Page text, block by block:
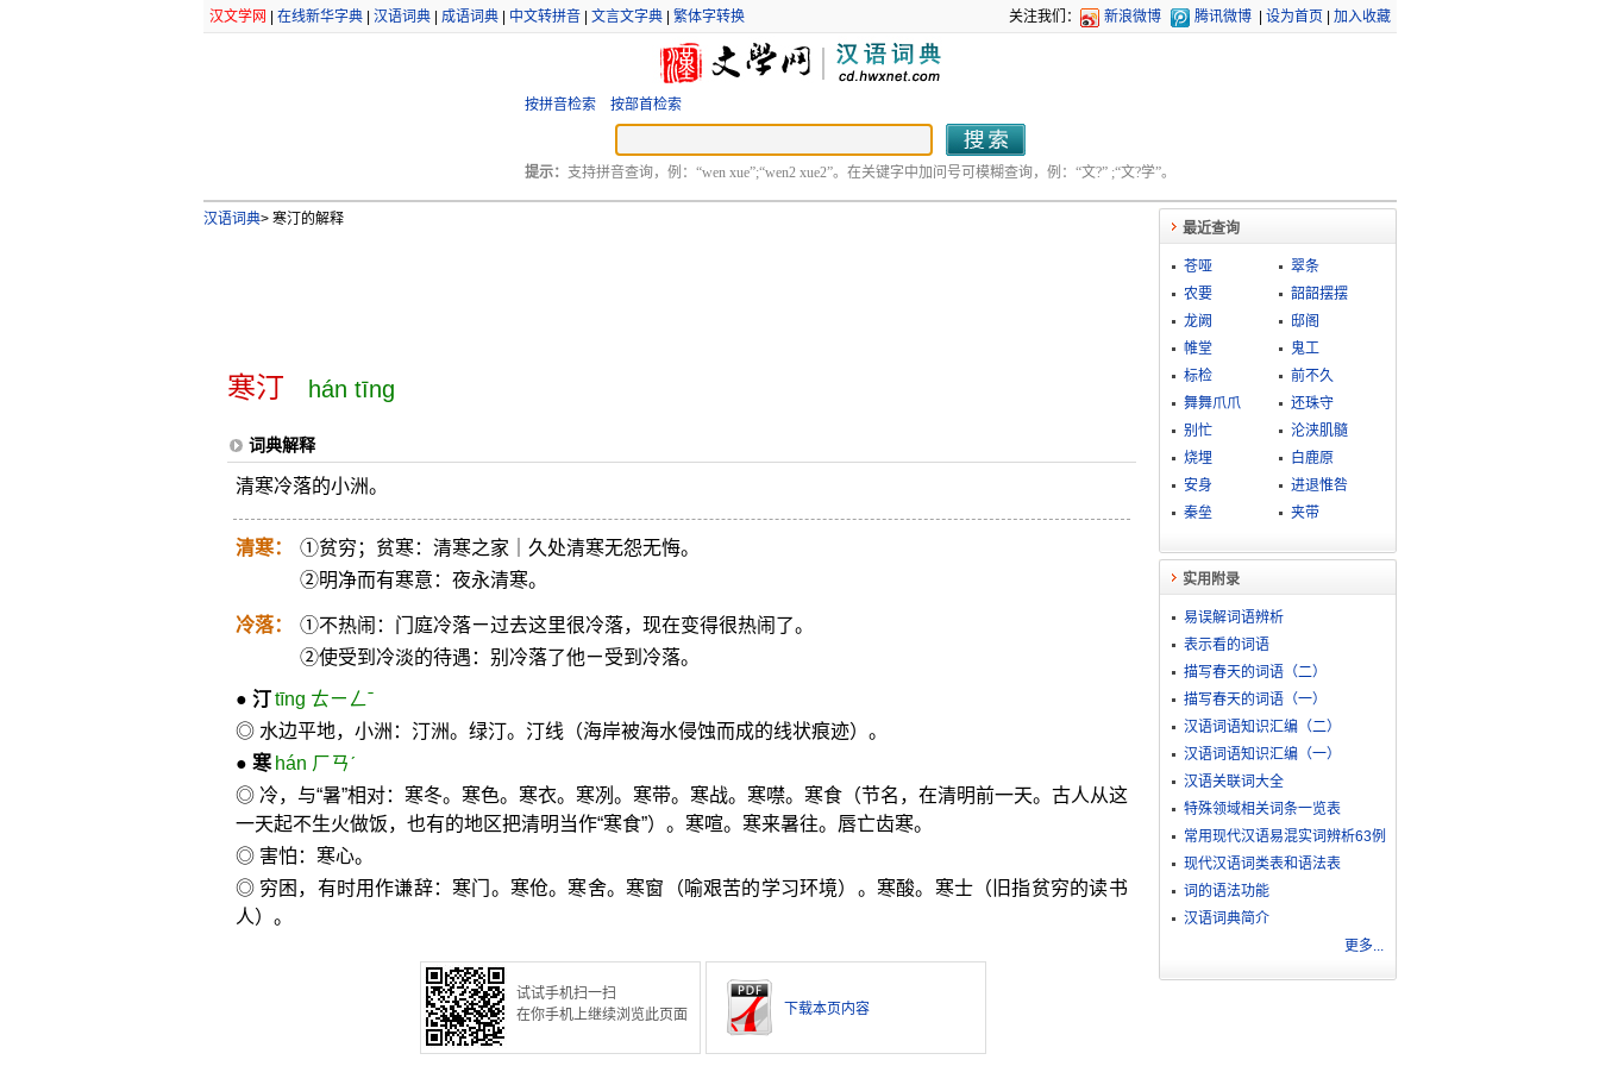
汉文学网 在线新华字典| 汉语词典| 成语词典| 中文转拼音| 文言文字典| 繁体字转换 关注我们： 新浪微博 腾讯微博 设为首页 加入收藏
按拼音检索 按部首检索
提示： 支持拼音查询，例：“wen xue”;“wen2 xue2”。在关键字中加问号可模糊查询，例：“文?” ;“文?学”。
汉语词典>寒汀的解释
寒汀 hán tīng
词典解释
清寒冷落的小洲。
清寒：
①贫穷；贫寒：清寒之家｜久处清寒无怨无悔。
②明净而有寒意：夜永清寒。
冷落：
①不热闹：门庭冷落ㄧ过去这里很冷落，现在变得很热闹了。
②使受到冷淡的待遇：别冷落了他ㄧ受到冷落。
● 汀 tīng ㄊㄧㄥˉ
◎ 水边平地，小洲：汀洲。绿汀。汀线（海岸被海水侵蚀而成的线状痕迹）。
● 寒 hán ㄏㄢˊ
◎ 冷，与“暑”相对：寒冬。寒色。寒衣。寒冽。寒带。寒战。寒噤。寒食（节名，在清明前一天。古人从这
一天起不生火做饭，也有的地区把清明当作“寒食”）。寒喧。寒来暑往。唇亡齿寒。
◎ 害怕：寒心。
◎ 穷困，有时用作谦辞：寒门。寒伧。寒舍。寒窗（喻艰苦的学习环境）。寒酸。寒士（旧指贫穷的读书
人）。
试试手机扫一扫
在你手机上继续浏览此页面
下载本页内容
最近查询
苍哑
翠条
农要
韶韶摆摆
龙阙
邸阁
帷堂
鬼工
标检
前不久
舞舞爪爪
还珠守
别忙
沦浃肌髓
烧埋
白鹿原
安身
进退惟咎
秦垒
夹带
实用附录
易误解词语辨析
表示看的词语
描写春天的词语（二）
描写春天的词语（一）
汉语词语知识汇编（二）
汉语词语知识汇编（一）
汉语关联词大全
特殊领域相关词条一览表
常用现代汉语易混实词辨析63例
现代汉语词类表和语法表
词的语法功能
汉语词典简介
更多...